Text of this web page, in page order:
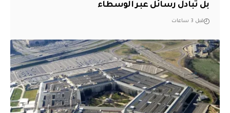
بل تبادل رسائل عبر الوسطاء
قبل 3 ساعات